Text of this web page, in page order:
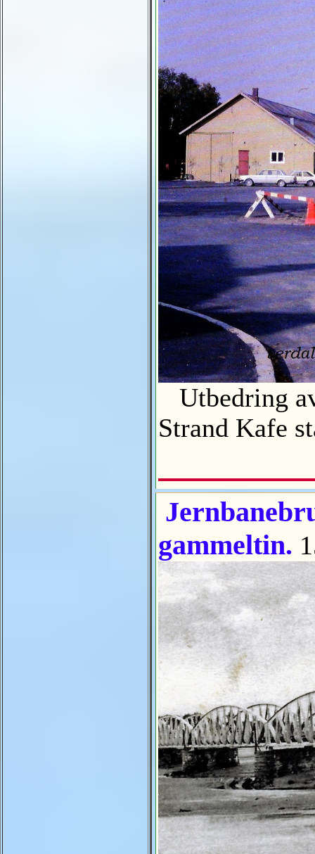
Utbedring
Strand Kafe
gammeltin.